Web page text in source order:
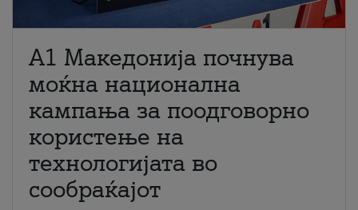
A1 Македонија почнува
моќна национална
кампања за поодговорно
користење на
технологијата во
сообраќајот